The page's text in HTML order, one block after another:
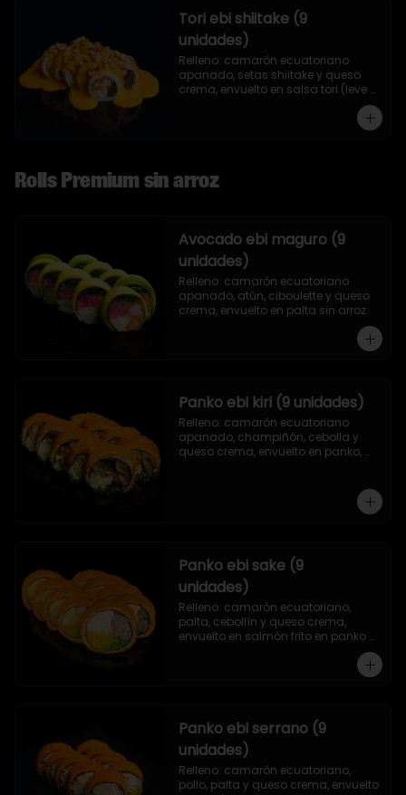
Tori ebi shiitake (9
unidades)
Relleno: camarón ecuatoriano
apanado, setas shiitake y queso
crema, envuelto en salsa tori (leve
Rolls Premium sin arroz
Avocado ebi maguro (9
unidades)
Relleno: camarón ecuatoriano
apanado, atún, ciboulette y queso
crema, envuelto en palta sin arroz.
Panko ebi kiri (9 unidades)
Relleno: camarón ecuatoriano
apanado, champiñón, cebolla y
queso crema, envuelto en panko,
Panko ebi sake (9
unidades)
Relleno: camarón ecuatoriano,
palta, cebollín y queso crema,
envuelto en salmón frito en panko
Panko ebi serrano (9
unidades)
Relleno: camarón ecuatoriano,
pollo, palta y queso crema, envuelto